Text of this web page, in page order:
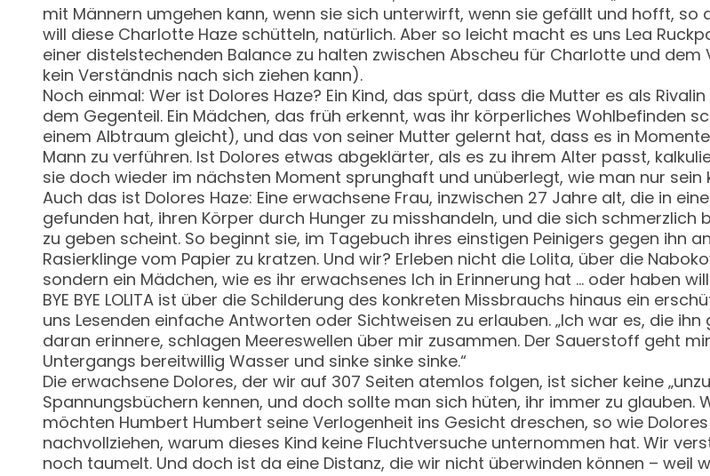
mit Männern umgehen kann, wenn sie sich unterwirft, wenn sie gefällt und hofft, so
will diese Charlotte Haze schütteln, natürlich. Aber so leicht macht es uns Lea
einer distelstechenden Balance zu halten zwischen Abscheu für Charlotte und
kein Verständnis nach sich ziehen kann).
Noch einmal: Wer ist Dolores Haze? Ein Kind, das spürt, dass die Mutter es als
dem Gegenteil. Ein Mädchen, das früh erkennt, was ihr körperliches Wohlbefinden
einem Albtraum gleicht), und das von seiner Mutter gelernt hat, dass es in
Mann zu verführen. Ist Dolores etwas abgeklärter, als es zu ihrem Alter passt,
sie doch wieder im nächsten Moment sprunghaft und unüberlegt, wie man nur
Auch das ist Dolores Haze: Eine erwachsene Frau, inzwischen 27 Jahre alt, die in
gefunden hat, ihren Körper durch Hunger zu misshandeln, und die sich schmerzlich
zu geben scheint. So beginnt sie, im Tagebuch ihres einstigen Peinigers gegen ihn
Rasierklinge vom Papier zu kratzen. Und wir? Erleben nicht die Lolita, über die
sondern ein Mädchen, wie es ihr erwachsenes Ich in Erinnerung hat … oder haben
BYE BYE LOLITA ist über die Schilderung des konkreten Missbrauchs hinaus ein
uns Lesenden einfache Antworten oder Sichtweisen zu erlauben. „Ich war es, die
daran erinnere, schlagen Meereswellen über mir zusammen. Der Sauerstoff geht
Untergangs bereitwillig Wasser und sinke sinke sinke.“
Die erwachsene Dolores, der wir auf 307 Seiten atemlos folgen, ist sicher keine
Spannungsbüchern kennen, und doch sollte man sich hüten, ihr immer zu glauben.
möchten Humbert Humbert seine Verlogenheit ins Gesicht dreschen, so wie
nachvollziehen, warum dieses Kind keine Fluchtversuche unternommen hat. Wir
noch taumelt. Und doch ist da eine Distanz, die wir nicht überwinden können – weil